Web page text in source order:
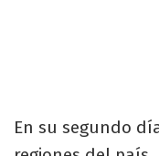
En su segundo